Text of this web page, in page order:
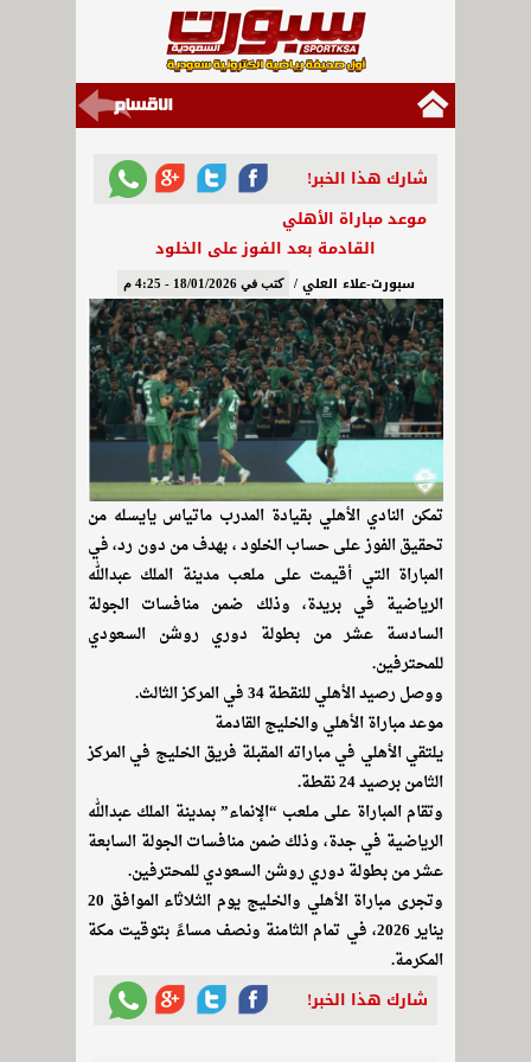
شارك هذا الخبر!
موعد مباراة الأهلي
القادمة بعد الفوز على الخلود
سبورت-علاء العلي / كتب في 18/01/2026 - 4:25 م
تمكن النادي الأهلي بقيادة المدرب ماتياس يايسله من
تحقيق الفوز على حساب الخلود ، بهدف من دون رد، في
المباراة التي أقيمت على ملعب مدينة الملك عبدالله
الرياضية في بريدة، وذلك ضمن منافسات الجولة
السادسة عشر من بطولة دوري روشن السعودي
للمحترفين.
ووصل رصيد الأهلي للنقطة 34 في المركز الثالث.
موعد مباراة الأهلي والخليج القادمة
يلتقي الأهلي في مباراته المقبلة فريق الخليج في المركز
الثامن برصيد 24 نقطة.
وتقام المباراة على ملعب “الإنماء” بمدينة الملك عبدالله
الرياضية في جدة، وذلك ضمن منافسات الجولة السابعة
عشر من بطولة دوري روشن السعودي للمحترفين.
وتجرى مباراة الأهلي والخليج يوم الثلاثاء الموافق 20
يناير 2026، في تمام الثامنة ونصف مساءً بتوقيت مكة
المكرمة.
شارك هذا الخبر!